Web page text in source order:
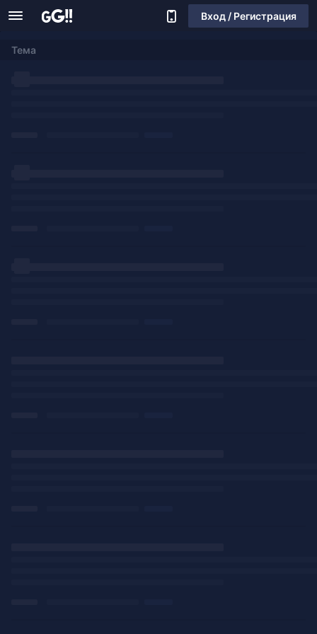
Вход / Регистрация
Тема